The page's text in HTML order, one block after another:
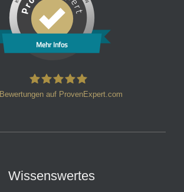
Mehr Infos
Bewertungen auf ProvenExpert.com
Wissenswertes